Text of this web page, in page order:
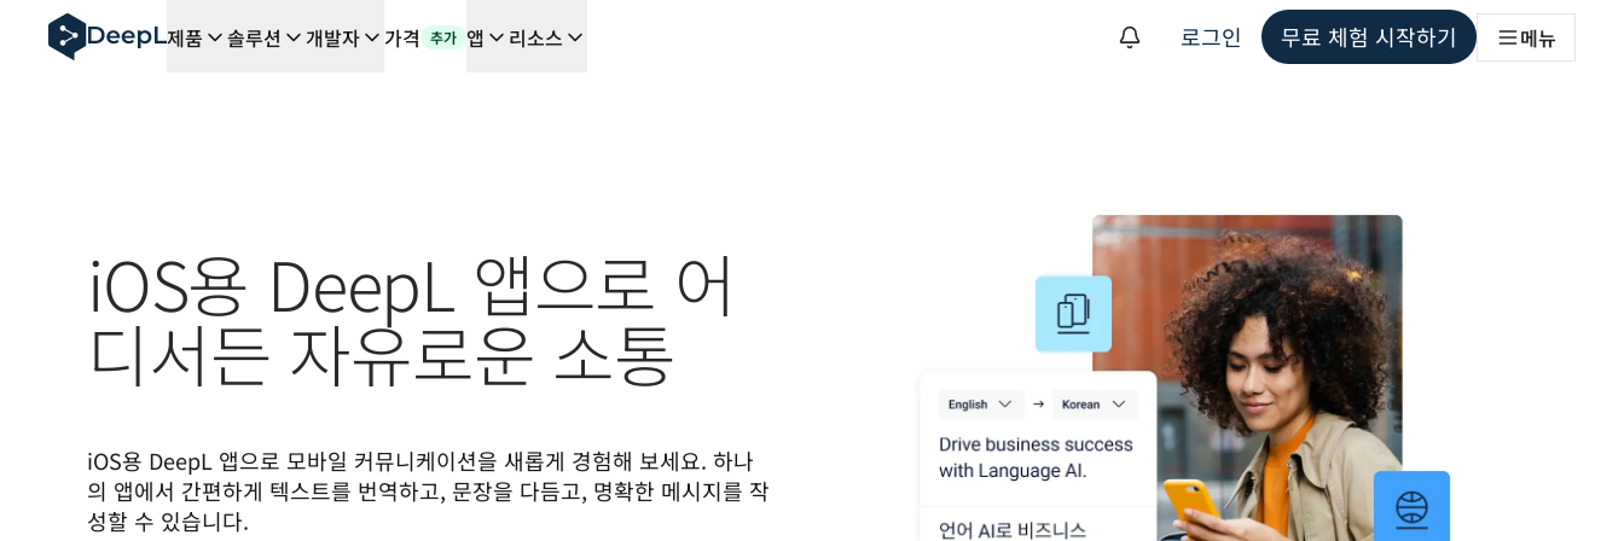
AI 에이전트용 DeepL
DeepL Translation Flow: 주요 사용 사례 및 통합 기능을 위한 새로운 AI 기반 워크플로우
제품 솔루션 개발자 가격 추가 앱 리소스 로그인 무료 체험 시작하기 메뉴
iOS용 DeepL 앱으로 어
디서든 자유로운 소통
iOS용 DeepL 앱으로 모바일 커뮤니케이션을 새롭게 경험해 보세요. 하나
의 앱에서 간편하게 텍스트를 번역하고, 문장을 다듬고, 명확한 메시지를 작
성할 수 있습니다.